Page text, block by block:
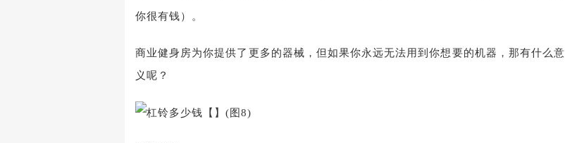
你很有钱）。
商业健身房为你提供了更多的器械，但如果你永远无法用到你想要的机器，那有什么意
义呢？